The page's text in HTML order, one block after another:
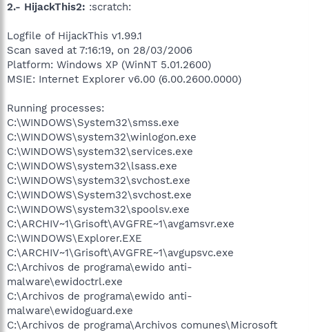
2.- HijackThis2: :scratch:
Logfile of HijackThis v1.99.1
Scan saved at 7:16:19, on 28/03/2006
Platform: Windows XP (WinNT 5.01.2600)
MSIE: Internet Explorer v6.00 (6.00.2600.0000)
Running processes:
C:\WINDOWS\System32\smss.exe
C:\WINDOWS\system32\winlogon.exe
C:\WINDOWS\system32\services.exe
C:\WINDOWS\system32\lsass.exe
C:\WINDOWS\system32\svchost.exe
C:\WINDOWS\System32\svchost.exe
C:\WINDOWS\system32\spoolsv.exe
C:\ARCHIV~1\Grisoft\AVGFRE~1\avgamsvr.exe
C:\WINDOWS\Explorer.EXE
C:\ARCHIV~1\Grisoft\AVGFRE~1\avgupsvc.exe
C:\Archivos de programa\ewido anti-
malware\ewidoctrl.exe
C:\Archivos de programa\ewido anti-
malware\ewidoguard.exe
C:\Archivos de programa\Archivos comunes\Microsoft